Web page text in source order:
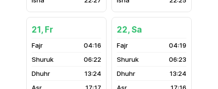
21, Fr
04:16
06:22
13:24
22, Sa
04:19
06:23
13:24